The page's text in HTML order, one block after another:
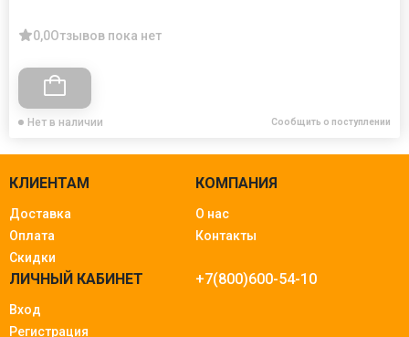
0,0Отзывов пока нет
Нет в наличии Сообщить о поступлении
КЛИЕНТАМ
Доставка
Оплата
Скидки
КОМПАНИЯ
О нас
Контакты
ЛИЧНЫЙ КАБИНЕТ
Вход
Регистрация
+7(800)600-54-10